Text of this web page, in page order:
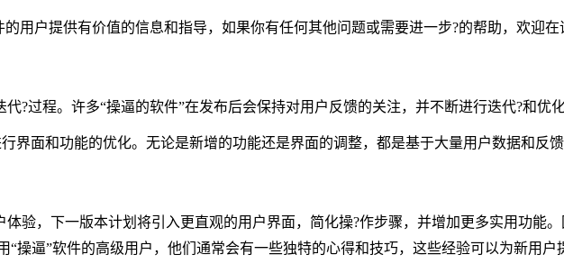
用户提供有价值的信息和指导，如果你有任何其他问题或需要进一步?的帮助，欢迎
?过程。许多“操逼的软件”在发布后会保持对用户反馈的关注，并不断进行迭代?和优化
界面和功能的优化。无论是新增的功能还是界面的调整，都是基于大量用户数据和反馈
验，下一版本计划将引入更直观的用户界面，简化操?作步骤，并增加更多实用功能
“操逼”软件的高级用户，他们通常会有一些独特的心得和技巧，这些经验可以为新用户